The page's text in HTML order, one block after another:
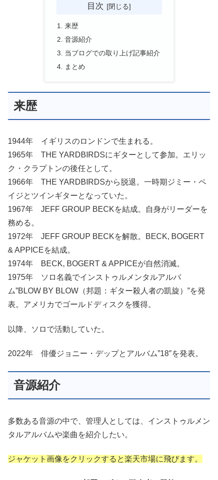
目次
来歴
音源紹介
当ブログでの取り上げ記事紹介
まとめ
来歴
1944年 イギリスのロンドンで生まれる。
1965年 THE YARDBIRDSにギターとして参加。エリッ
ク・クラプトンの後任として。
1966年 THE YARDBIRDSから脱退。一時期ジミー・ペ
イジとツインギターとなっていた。
1967年 JEFF GROUP BECKを結成。自身がリーダーを
務める。
1972年 JEFF GROUP BECKを解散。BECK, BOGERT
& APPICEを結成。
1974年 BECK, BOGERT & APPICEが自然消滅。
1975年 ソロ名義でインストゥルメンタルアルバ
ム”BLOW BY BLOW（邦題：ギター殺人者の凱旋）”を発
表。アメリカでゴールドディスクを獲得。
以降、ソロで活動していた。
2022年 俳優ジョニー・デップとアルバム”18″を発表。
音源紹介
多数ある音源の中で、管理人としては、インストゥルメン
タルアルバムや楽曲を紹介したい。
ジャケット画像をクリックすると楽天市場に飛びます。